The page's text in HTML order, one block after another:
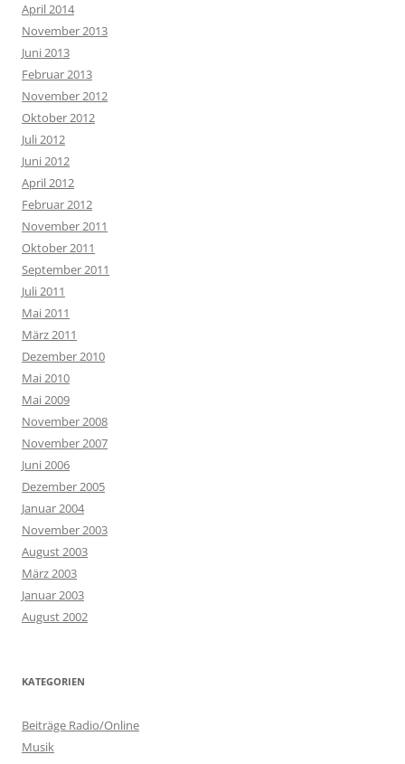
April 2014
November 2013
Juni 2013
Februar 2013
November 2012
Oktober 2012
Juli 2012
Juni 2012
April 2012
Februar 2012
November 2011
Oktober 2011
September 2011
Juli 2011
Mai 2011
März 2011
Dezember 2010
Mai 2010
Mai 2009
November 2008
November 2007
Juni 2006
Dezember 2005
Januar 2004
November 2003
August 2003
März 2003
Januar 2003
August 2002
KATEGORIEN
Beiträge Radio/Online
Musik